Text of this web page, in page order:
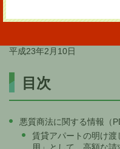
くらしの安心情報第53号
平成23年2月10日
目次
悪質商法に関する情報（
賃貸アパートの明け